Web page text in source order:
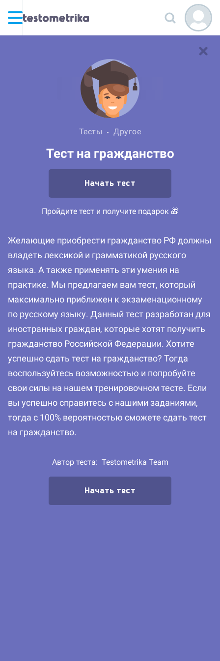
Тесты Другое
Тест на гражданство
Начать тест
Пройдите тест и получите подарок 🎁
Желающие приобрести гражданство РФ должны
владеть лексикой и грамматикой русского
языка. А также применять эти умения на
практике. Мы предлагаем вам тест, который
максимально приближен к экзаменационному
по русскому языку. Данный тест разработан для
иностранных граждан, которые хотят получить
гражданство Российской Федерации. Хотите
успешно сдать тест на гражданство? Тогда
воспользуйтесь возможностью и попробуйте
свои силы на нашем тренировочном тесте. Если
вы успешно справитесь с нашими заданиями,
тогда с 100% вероятностью сможете сдать тест
на гражданство.
Автор теста: Testometrika Team
Начать тест